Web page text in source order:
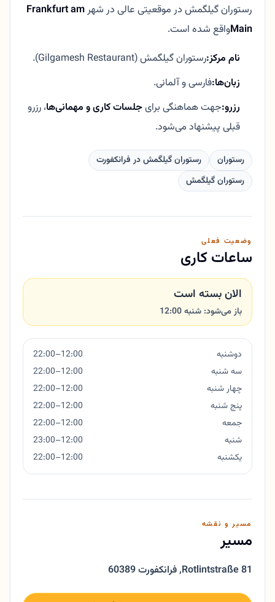
رستوران گیلگمش در موقعیتی عالی در شهرFrankfurt am
Mainواقع شده است.
نام مرکز:رستوران گیلگمش (Gilgamesh Restaurant).
زبان‌ها:فارسی و آلمانی.
رزرو:جهت هماهنگی برایجلسات کاری و مهمانی‌ها، رزرو
قبلی پیشنهاد می‌شود.
رستوران
رستوران گیلگمش در فرانکفورت
رستوران گیلگمش
وضعیت فعلی
ساعات کاری
الان بسته است
باز می‌شود: شنبه 12:00
دوشنبه
12:00–22:00
سه شنبه
12:00–22:00
چهار شنبه
12:00–22:00
پنج شنبه
12:00–22:00
جمعه
12:00–22:00
شنبه
12:00–23:00
یکشنبه
12:00–22:00
مسیر و نقشه
مسیر
Rotlintstraße 81
,60389 فرانکفورت